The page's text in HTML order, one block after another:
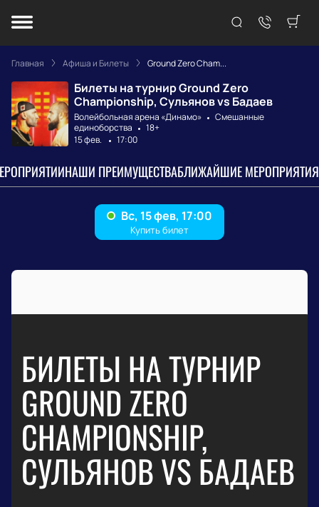
Главная Афиша и Билеты Ground Zero Cham...
Билеты на турнир Ground Zero
Championship, Сульянов vs Бадаев
Волейбольная арена «Динамо»
Смешанные
единоборства
18+
15 фев.
17:00
НАШИ ПРЕИМУЩЕСТВАБЛИЖАЙШИЕ МЕРОПРИЯТИЯ
БИЛЕТЫ НА ТУРНИР
GROUND ZERO
CHAMPIONSHIP,
СУЛЬЯНОВ VS БАДАЕВ